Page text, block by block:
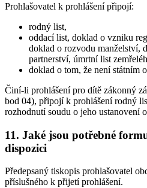
Prohlašovatel k prohlášení připojí:
rodný list,
oddací list, doklad o vzniku
doklad o rozvodu manželství,
partnerství, úmrtní list
doklad o tom, že není státním
Činí-li prohlášení pro dítě zákonný
bod 04), připojí k prohlášení rodný
rozhodnutí soudu o jeho ustanovení
11. Jaké jsou potřebné
dispozici
Předepsaný tiskopis prohlašovatel
příslušného k přijetí prohlášení.